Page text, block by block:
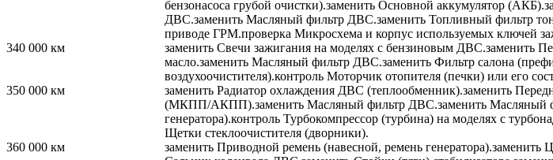
бензонасоса грубой очистки).заменить Основной аккумулятор (АКБ).
ДВС.заменить Масляный фильтр ДВС.заменить Топливный фильтр
приводе ГРМ.проверка Микросхема и корпус используемых ключей
340 000 км заменить Свечи зажигания на моделях с бензиновым ДВС.заменить
масло.заменить Масляный фильтр ДВС.заменить Фильтр салона
воздухоочистителя).контроль Моторчик отопителя (печки) или его
350 000 км заменить Радиатор охлаждения ДВС (теплообменник).заменить
(МКПП/АКПП).заменить Масляный фильтр ДВС.заменить Масляный
генератора).контроль Турбокомпрессор (турбина) на моделях с
Щетки стеклоочистителя (дворники).
360 000 км заменить Приводной ремень (навесной, ремень генератора).заменить